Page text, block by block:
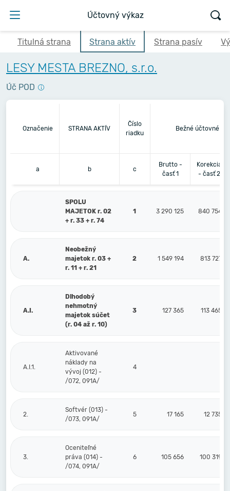
Účtovný výkaz
Titulná strana Strana aktív Strana pasív
LESY MESTA BREZNO, s.r.o.
Úč POD
Označenie STRANA AKTÍV
Číslo
riadku
Bežné účtovné
a b c
Brutto -
časť 1
Korekcia
- časť 2
SPOLU
MAJETOK r. 02
+ r. 33 + r. 74
1 3 290 125 840 754
A.
Neobežný
majetok r. 03 +
r. 11 + r. 21
2 1 549 194 813 727
A.I.
Dlhodobý
nehmotný
majetok súčet
(r. 04 až r. 10)
3 127 365 113 465
A.I.1.
Aktivované
náklady na
vývoj (012) -
/072, 091A/
4
2.
Softvér (013) -
/073, 091A/
5 17 165 12 735
3.
Oceniteľné
práva (014) -
/074, 091A/
6 105 656 100 319